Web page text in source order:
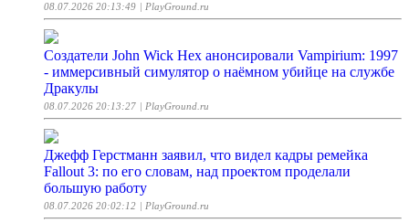
08.07.2026 20:13:49 | PlayGround.ru
Создатели John Wick Hex анонсировали Vampirium: 1997
- иммерсивный симулятор о наёмном убийце на службе
Дракулы
08.07.2026 20:13:27 | PlayGround.ru
Джефф Герстманн заявил, что видел кадры ремейка
Fallout 3: по его словам, над проектом проделали
большую работу
08.07.2026 20:02:12 | PlayGround.ru